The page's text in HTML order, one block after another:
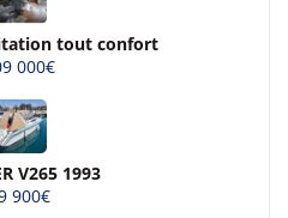
tout confort
000€
V265 1993
900€